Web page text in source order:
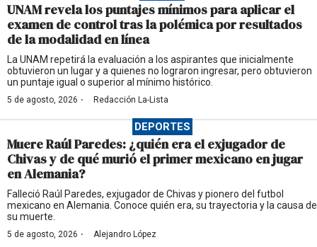
UNAM revela los puntajes mínimos para aplicar el
examen de control tras la polémica por resultados
de la modalidad en línea
La UNAM repetirá la evaluación a los aspirantes que inicialmente
obtuvieron un lugar y a quienes no lograron ingresar, pero obtuvieron
un puntaje igual o superior al mínimo histórico.
5 de agosto, 2026 · Redacción La-Lista
DEPORTES
Muere Raúl Paredes: ¿quién era el exjugador de
Chivas y de qué murió el primer mexicano en jugar
en Alemania?
Falleció Raúl Paredes, exjugador de Chivas y pionero del futbol
mexicano en Alemania. Conoce quién era, su trayectoria y la causa de
su muerte.
5 de agosto, 2026 · Alejandro López